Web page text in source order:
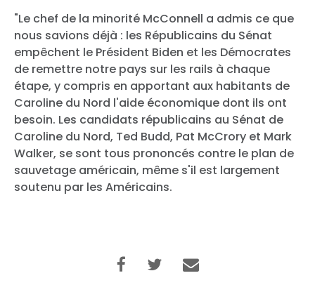
"Le chef de la minorité McConnell a admis ce que
nous savions déjà : les Républicains du Sénat
empêchent le Président Biden et les Démocrates
de remettre notre pays sur les rails à chaque
étape, y compris en apportant aux habitants de
Caroline du Nord l'aide économique dont ils ont
besoin. Les candidats républicains au Sénat de
Caroline du Nord, Ted Budd, Pat McCrory et Mark
Walker, se sont tous prononcés contre le plan de
sauvetage américain, même s'il est largement
soutenu par les Américains.